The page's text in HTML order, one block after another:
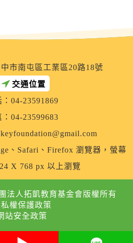
市南屯區工業區20路18號
交通位置
：04-23591869
：04-23599683
、Safari、Firefox 瀏覽器，螢幕
X 768 px 以上瀏覽
法人拓凱教育基金會版權所有
私權保護政策
站安全政策